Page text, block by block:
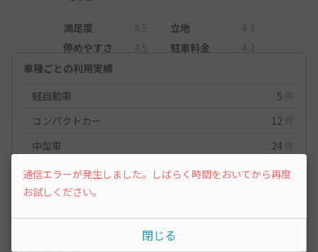
満足度 4.5 立地
4.3
停めやすさ
4.5 駐車料金
4.3
車種ごとの利用実績
軽自動車
5 件
コンパクトカー
12 件
中型車
24 件
ワンボックス
20件
大型車・SUV
通信エラーが発生しました。しばらく時間をおいてから再度
お試しください。
閉じる